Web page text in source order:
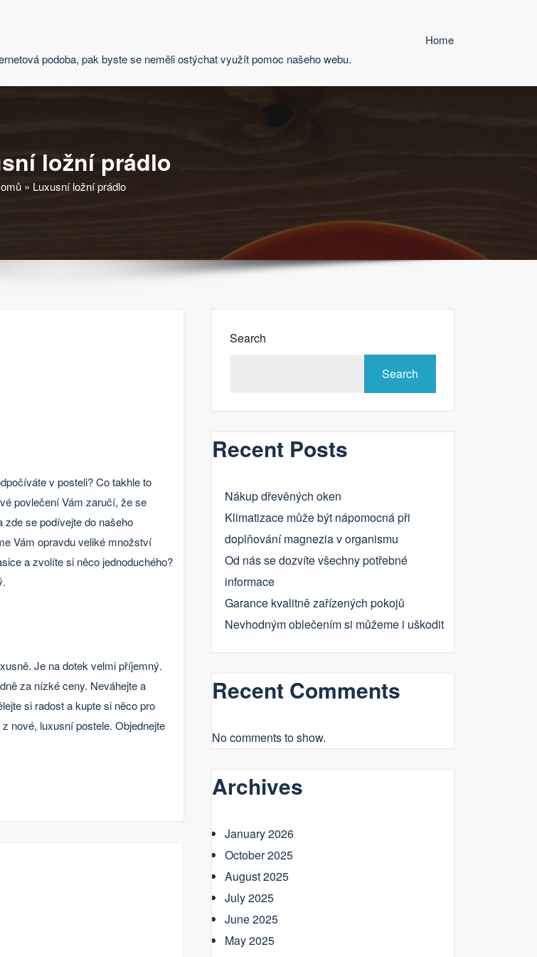
podoba, pak byste se neměli ostýchat využít pomoc našeho webu.
Home
ložní prádlo
» Luxusní ložní prádlo
v posteli? Co takhle to
povlečeníVám zaručí, že se
zde se podívejte do našeho
Vám opravdu veliké množství
a zvolíte si něco jednoduchého?
Je na dotek velmi příjemný.
za nízké ceny. Neváhejte a
si radost a kupte si něco pro
nové, luxusní postele. Objednejte
Search
Search
Recent Posts
Nákup dřevěných oken
Klimatizace může být nápomocná při
doplňování magnezia v organismu
Od nás se dozvíte všechny potřebné
informace
Garance kvalitně zařízených pokojů
Nevhodným oblečením si můžeme i uškodit
Recent Comments
No comments to show.
Archives
January 2026
October 2025
August 2025
July 2025
June 2025
May 2025